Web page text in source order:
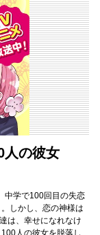
人の彼女
学で100回目の失恋
しかし、恋の神様は
は、幸せになれなけ
人の彼女を脱落し